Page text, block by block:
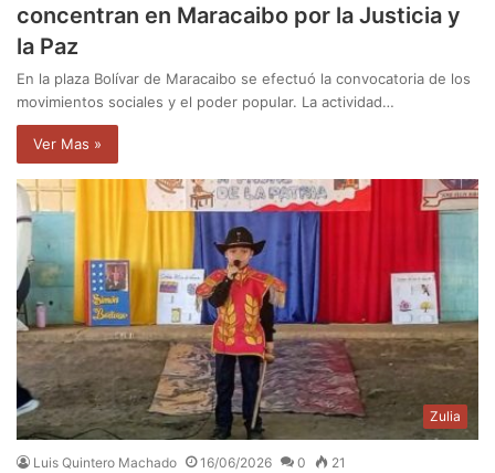
concentran en Maracaibo por la Justicia y
la Paz
En la plaza Bolívar de Maracaibo se efectuó la convocatoria de los
movimientos sociales y el poder popular. La actividad…
Ver Mas »
Zulia
Luis Quintero Machado 16/06/2026 0 21